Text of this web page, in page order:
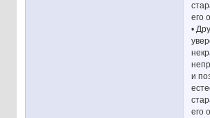
его
•
и
его